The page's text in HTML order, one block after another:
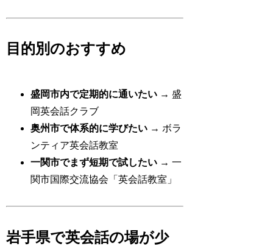
目的別のおすすめ
盛岡市内で定期的に通いたい → 盛
岡英会話クラブ
奥州市で体系的に学びたい → ボラ
ンティア英会話教室
一関市でまず短期で試したい → 一
関市国際交流協会「英会話教室」
岩手県で英会話の場が少